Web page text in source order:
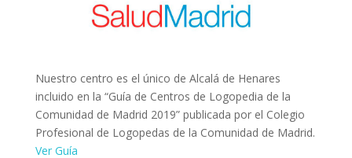
Nuestro centro es el único de Alcalá de Henares
incluido en la “Guía de Centros de Logopedia de la
Comunidad de Madrid 2019” publicada por el Colegio
Profesional de Logopedas de la Comunidad de Madrid.
Ver Guía